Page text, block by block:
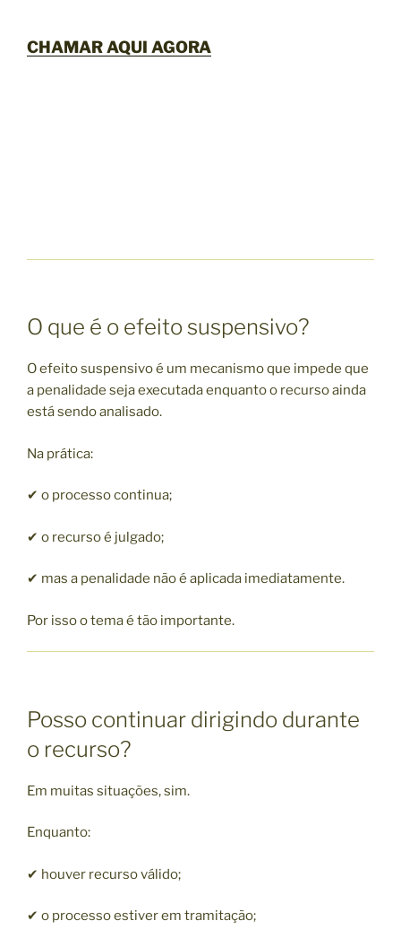
CHAMAR AQUI AGORA
O que é o efeito suspensivo?
O efeito suspensivo é um mecanismo que impede que
a penalidade seja executada enquanto o recurso ainda
está sendo analisado.
Na prática:
✔ o processo continua;
✔ o recurso é julgado;
✔ mas a penalidade não é aplicada imediatamente.
Por isso o tema é tão importante.
Posso continuar dirigindo durante
o recurso?
Em muitas situações, sim.
Enquanto:
✔ houver recurso válido;
✔ o processo estiver em tramitação;